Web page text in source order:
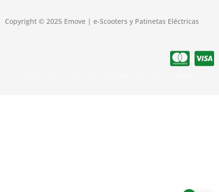
Copyright © 2025 Emove | e-Scooters y Patinetas Eléctricas